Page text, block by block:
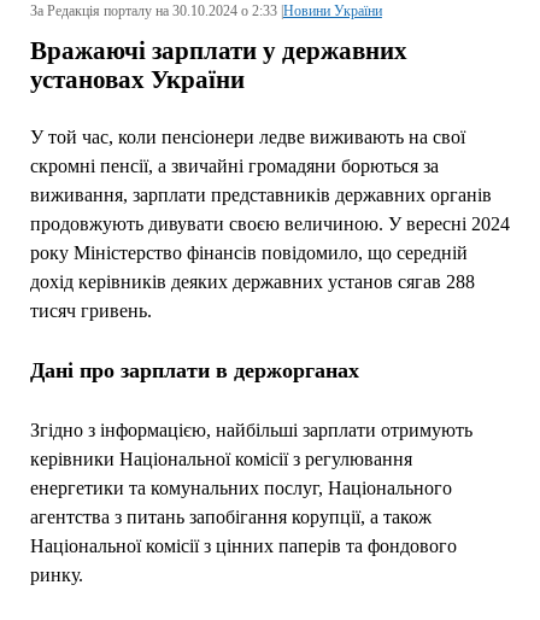
За Редакція порталу на 30.10.2024 о 2:33 | Новини України
Вражаючі зарплати у державних
установах України
У той час, коли пенсіонери ледве виживають на свої
скромні пенсії, а звичайні громадяни борються за
виживання, зарплати представників державних органів
продовжують дивувати своєю величиною. У вересні 2024
року Міністерство фінансів повідомило, що середній
дохід керівників деяких державних установ сягав 288
тисяч гривень.
Дані про зарплати в держорганах
Згідно з інформацією, найбільші зарплати отримують
керівники Національної комісії з регулювання
енергетики та комунальних послуг, Національного
агентства з питань запобігання корупції, а також
Національної комісії з цінних паперів та фондового
ринку.